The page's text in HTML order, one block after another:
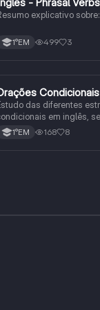
Inglês
explicativo
1°EM 499 3
Inglês
das diferentes
em inglês,
uso.
1°EM 168 8